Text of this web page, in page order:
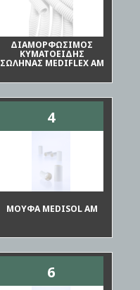
ΔΙΑΜΟΡΦΩΣΙΜΟΣ
ΚΥΜΑΤΟΕΙΔΗΣ
ΣΩΛΗΝΑΣ MEDIFLEX AM
4
ΜΟΥΦΑ MEDISOL AM
6